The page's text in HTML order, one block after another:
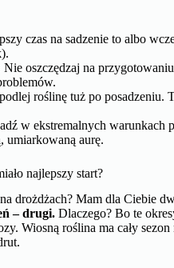
czas na sadzenie to albo
Nie oszczędzaj na
roślinę tuż po posadzeniu.
w ekstremalnych warunkach
umiarkowaną aurę.
najlepszy start?
drożdżach? Mam dla Ciebie
– drugi. Dlaczego? Bo te
Wiosną roślina ma cały